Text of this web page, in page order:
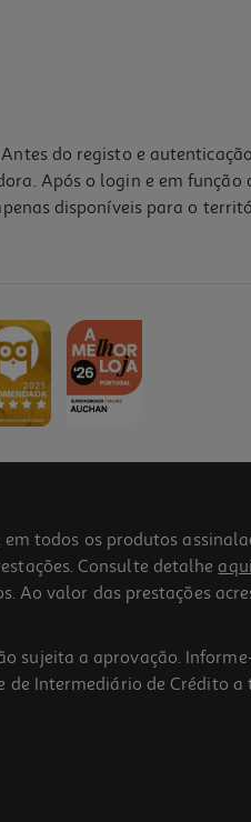
do registo e
Após o login e em
disponíveis para o
todos os produtos
Consulte detalhe aqui
valor das prestações
sujeita a aprovação.
Intermediário de Crédito